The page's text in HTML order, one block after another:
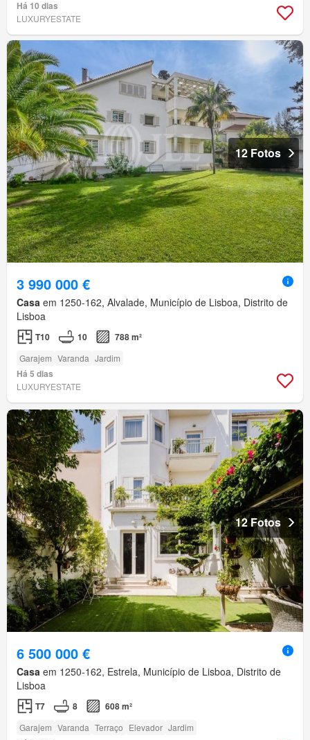
Há 10 dias
LUXURYESTATE
12 Fotos
3 990 000 €
Casa em 1250-162, Alvalade, Município de Lisboa, Distrito de
Lisboa
T10 10 788 m²
Garajem Varanda Jardim
Há 5 dias
LUXURYESTATE
12 Fotos
6 500 000 €
Casa em 1250-162, Estrela, Município de Lisboa, Distrito de
Lisboa
T7 8 608 m²
Garajem Varanda Terraço Elevador Jardim